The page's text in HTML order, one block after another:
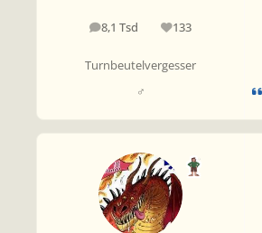
8,1 Tsd
Beiträge 133
Reputation
Turnbeutelvergesser
♂